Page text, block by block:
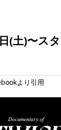
(土)〜ス
より引用